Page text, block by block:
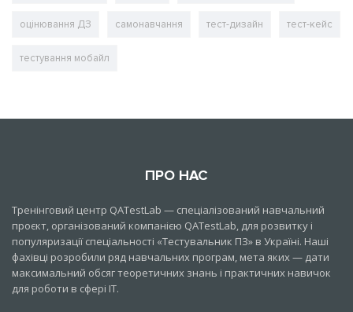
оцінювання ДЗ самонавчання тест-дизайн тест-кейс
тестування мобайл
ПРО НАС
Тренінговий центр QATestLab — спеціалізований навчальний
проєкт, організований компанією QATestLab, для розвитку і
популяризації спеціальності «Тестувальник ПЗ» в Україні. Наші
фахівці розробили ряд навчальних програм, мета яких — дати
максимальний обсяг теоретичних знань і практичних навичок
для роботи в сфері IT.